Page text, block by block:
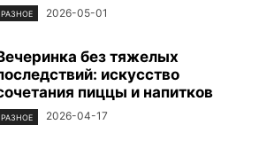
РАЗНОЕ 2026-05-01
без тяжелых
искусство
пиццы и напитков
РАЗНОЕ 2026-04-17